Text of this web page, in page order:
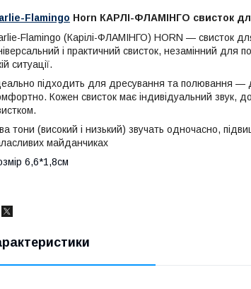
Flamingo Horn КАРЛІ-ФЛАМІНГО свисток
Flamingo (Карілі-ФЛАМІНГО) HORN — свисток
і практичний свисток, незамінний
ситуації.
підходить для дресування та полювання —
Кожен свисток має індивідуальний звук,
тони (високий і низький) звучать одночасно,
майданчиках
6,6*1,8см